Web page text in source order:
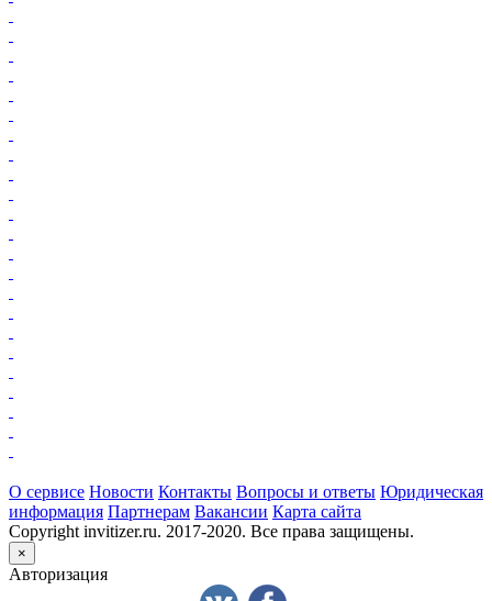
О сервисе Новости Контакты Вопросы и ответы Юридическая
информация Партнерам Вакансии Карта сайта
Copyright invitizer.ru. 2017-2020. Все права защищены.
×
Авторизация